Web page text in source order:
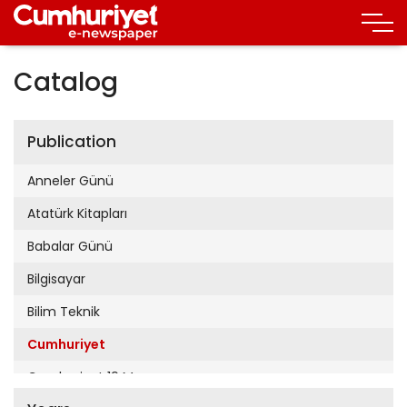
Catalog
Publication
Anneler Günü
Atatürk Kitapları
Babalar Günü
Bilgisayar
Bilim Teknik
Cumhuriyet
Cumhuriyet 19 Mayıs